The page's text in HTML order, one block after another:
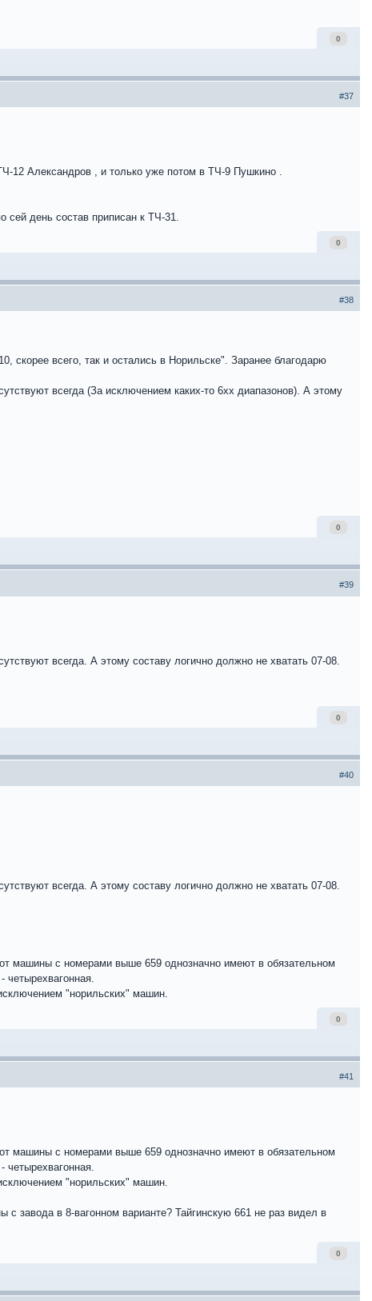
0
#37
12 Александров , и только уже потом в ТЧ-9 Пушкино .
сей день состав приписан к ТЧ-31.
0
#38
скорее всего, так и остались в Норильске". Заранее благодарю
всегда (За исключением каких-то 6хх диапазонов). А этому
0
#39
всегда. А этому составу логично должно не хватать 07-08.
0
#40
всегда. А этому составу логично должно не хватать 07-08.
машины с номерами выше 659 однозначно имеют в обязательном
четырехвагонная.
"норильских" машин.
0
#41
машины с номерами выше 659 однозначно имеют в обязательном
четырехвагонная.
"норильских" машин.
завода в 8-вагонном варианте? Тайгинскую 661 не раз видел в
0